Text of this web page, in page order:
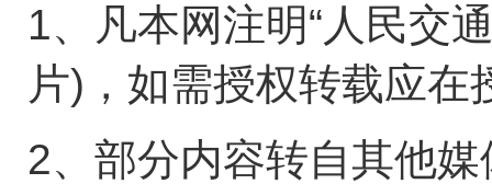
1、凡本网注明“人民交
片)，如需授权转载应
2、部分内容转自其他